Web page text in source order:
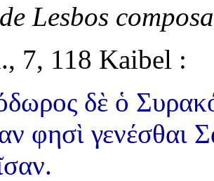
Lesbos
7, 118 Kaibel :
δὲ ὁ
φησὶ γενέσθαι